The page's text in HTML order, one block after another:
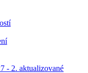
- 2. aktualizované